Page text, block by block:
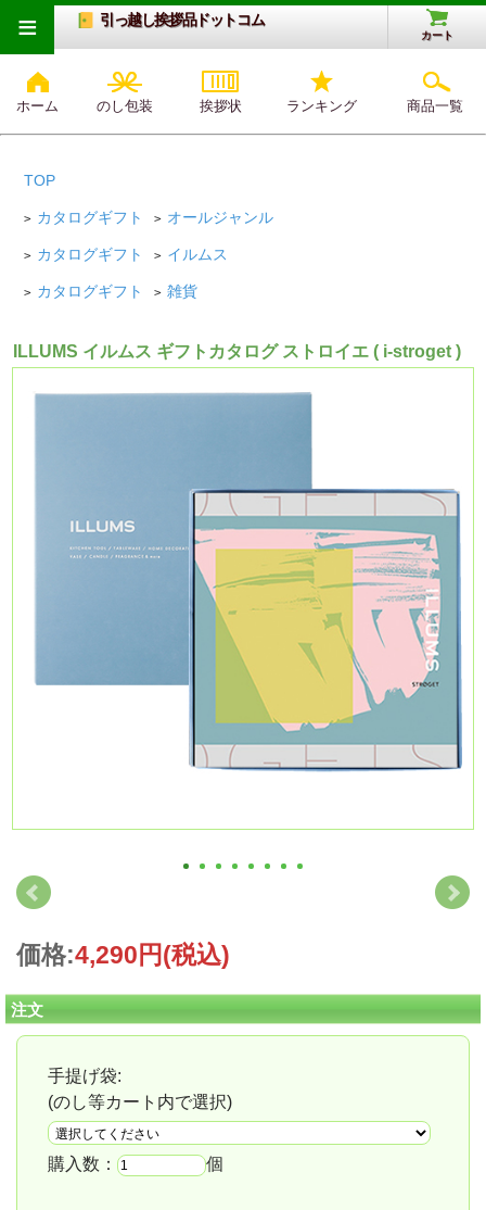
引っ越し挨拶品ドットコム
カート
ホーム のし包装 挨拶状 ランキング 商品一覧
≡
TOP
> カタログギフト > オールジャンル
> カタログギフト > イルムス
> カタログギフト > 雑貨
ILLUMS イルムス ギフトカタログ ストロイエ ( i-stroget )
価格:4,290円(税込)
注文
手提げ袋:
(のし等カート内で選択)
購入数： 個